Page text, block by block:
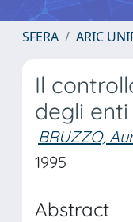
SFERA ARIC
Il
degli
BRUZZO,
1995
Abstract